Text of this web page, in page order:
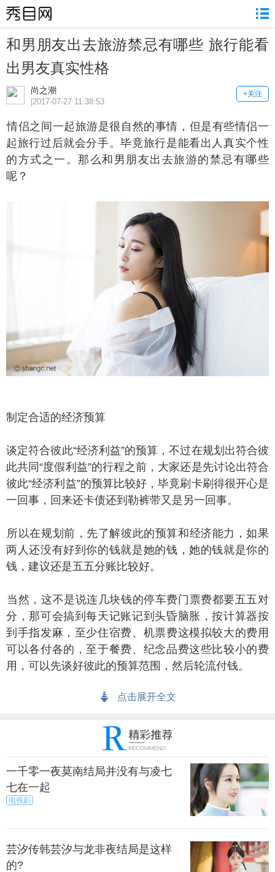
和男朋友出去旅游禁忌有哪些 旅行能看
出男友真实性格
尚之潮 +关注
|2017-07-27 11:38:53
之间一起旅游是很自然的事情，但是有些情侣一
起旅行过后就会分手。毕竟旅行是能看出人真实个性
的方式之一。那么和男朋友出去旅游的禁忌有哪些
呢？
合适的经济预算
符合彼此“经济利益”的预算，不过在规划出符合彼
此共同“度假利益”的行程之前，大家还是先讨论出符合
彼此“经济利益”的预算比较好，毕竟刷卡刷得很开心是
一回事，回来还卡债还到勒裤带又是另一回事。
在规划前，先了解彼此的预算和经济能力，如果
两人还没有好到你的钱就是她的钱，她的钱就是你的
钱，建议还是五五分账比较好。
，这不是说连几块钱的停车费门票费都要五五对
分，那可会搞到每天记账记到头昏脑胀，按计算器按
到手指发麻，至少住宿费、机票费这模拟较大的费用
可以各付各的，至于餐费、纪念品费这些比较小的费
用，可以先谈好彼此的预算范围，然后轮流付钱。
是“计划永远赶不上变化”，在规划行程时，最好保
留点弹性，多准备个备案，以防天公不作美，没办法
外出爬山涉水时，还有室内活动可以打发时间，在外
奔波一整天走到腿酸懒得外出用餐时，还有食物可以
果腹。
来源：尚之潮 秀目网 / 探索 /地理
点击展开全文
一千零一夜莫南结局并没有与凌七
七在一起
电视剧
芸汐传韩芸汐与龙非夜结局是这样
的?